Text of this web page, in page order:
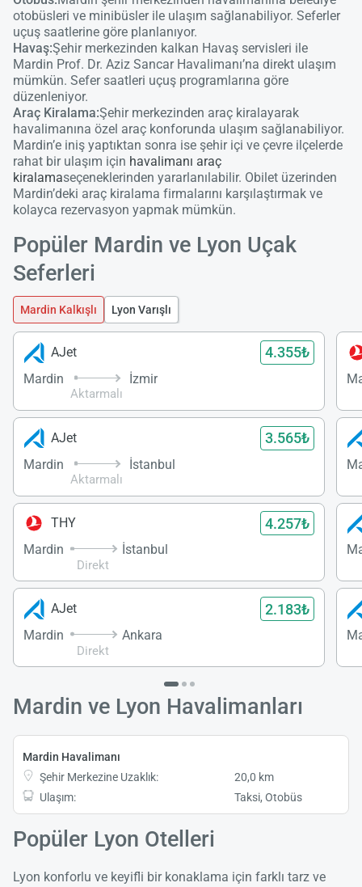
otobüsleri ve minibüsler ile ulaşım sağlanabiliyor. Seferler
uçuş saatlerine göre planlanıyor.
Havaş:Şehir merkezinden kalkan Havaş servisleri ile
Mardin Prof. Dr. Aziz Sancar Havalimanı’na direkt ulaşım
mümkün. Sefer saatleri uçuş programlarına göre
düzenleniyor.
Araç Kiralama:Şehir merkezinden araç kiralayarak
havalimanına özel araç konforunda ulaşım sağlanabiliyor.
Mardin’e iniş yaptıktan sonra ise şehir içi ve çevre ilçelerde
rahat bir ulaşım için havalimanı araç
kiralamaseçeneklerinden yararlanılabilir. Obilet üzerinden
Mardin’deki araç kiralama firmalarını karşılaştırmak ve
kolayca rezervasyon yapmak mümkün.
Popüler Mardin ve Lyon Uçak
Seferleri
Mardin Kalkışlı Lyon Varışlı
AJet 4.355₺
Mardin
Aktarmalı
İzmir
AJet 3.565₺
Mardin
Aktarmalı
İstanbul
THY 4.257₺
Mardin
Direkt
İstanbul
AJet 2.183₺
Mardin
Direkt
Ankara
Mardin ve Lyon Havalimanları
Mardin Havalimanı
Şehir Merkezine Uzaklık:
20,0 km
Ulaşım:
Taksi, Otobüs
Popüler Lyon Otelleri
Lyon konforlu ve keyifli bir konaklama için farklı tarz ve